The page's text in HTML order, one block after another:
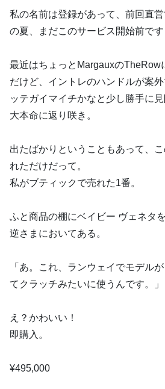
私の名前は登録があって、前回直
の夏、まだこのサービス開始前です
最近はちょっとMargauxのTheRow
だけど、イントレのハンドルが案
ッテガイマイチかなと少し勝手に
大本命に返り咲き。
出たばかりということもあって、
れただけだって。
私がブティックで売れた1番。
ふと商品の棚にベイビー ヴェネタを
逆さまにおいてある。
「あ。これ、ランウェイでモデル
てクラッチみたいに使うんです。」
え？かわいい！
即購入。
¥495,000